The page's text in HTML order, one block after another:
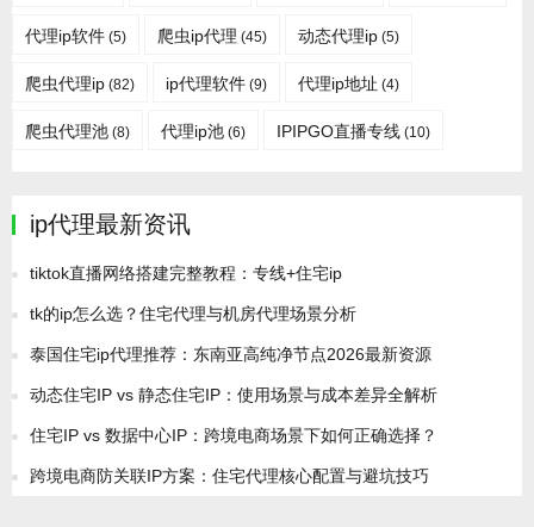
代理ip软件 (5) 爬虫ip代理 (45) 动态代理ip (5)
爬虫代理ip (82) ip代理软件 (9) 代理ip地址 (4)
爬虫代理池 (8) 代理ip池 (6) IPIPGO直播专线 (10)
ip代理最新资讯
tiktok直播网络搭建完整教程：专线+住宅ip
tk的ip怎么选？住宅代理与机房代理场景分析
泰国住宅ip代理推荐：东南亚高纯净节点2026最新资源
动态住宅IP vs 静态住宅IP：使用场景与成本差异全解析
住宅IP vs 数据中心IP：跨境电商场景下如何正确选择？
跨境电商防关联IP方案：住宅代理核心配置与避坑技巧